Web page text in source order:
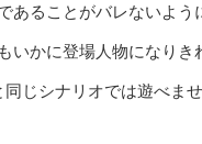
あることがバレないよう
いかに登場人物になり
じシナリオでは遊べま